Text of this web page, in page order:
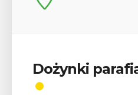
Wykład „Jak
odznaki na